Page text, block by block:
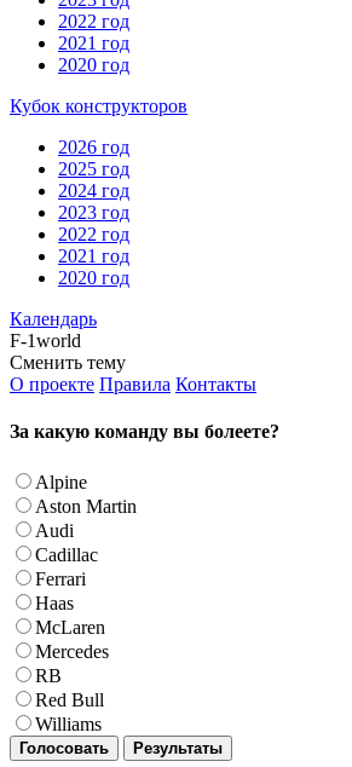
2022 год
2021 год
2020 год
Кубок конструкторов
2026 год
2025 год
2024 год
2023 год
2022 год
2021 год
2020 год
Календарь
F-1world
Сменить тему
О проекте Правила Контакты
За какую команду вы болеете?
Alpine
Aston Martin
Audi
Cadillac
Ferrari
Haas
McLaren
Mercedes
RB
Red Bull
Williams
Голосовать Результаты